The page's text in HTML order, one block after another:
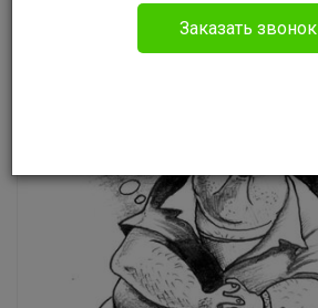
Уголовное право
Заказать звонок